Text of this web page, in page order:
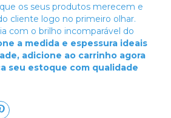
os seus produtos merecem e
cliente logo no primeiro olhar.
com o brilho incomparável do
a medida e espessura ideais
adicione ao carrinho agora
seu estoque com qualidade